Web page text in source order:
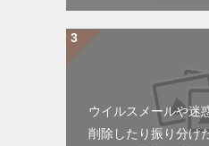
ウイルスメールや迷
削除したり振り分け